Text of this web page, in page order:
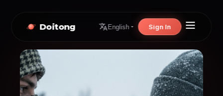
Doitong English Sign In